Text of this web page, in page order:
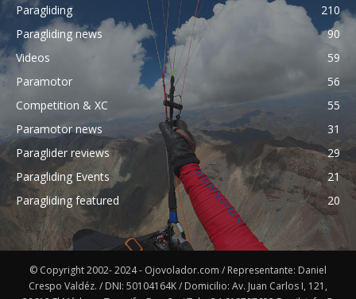
Paragliding
210
Paragliding news
90
Videos
59
Paramotor
56
Competition & XC
55
Paramotor news
31
Paraglider reviews
29
Paragliding Events
21
Paragliding featured
20
© Copyright 2002- 2024 - Ojovolador.com / Representante: Daniel
Crespo Valdéz. / DNI: 50104164K / Domicilio: Av. Juan Carlos I, 121,